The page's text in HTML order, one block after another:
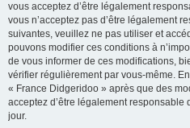
vous acceptez d’être légalement
vous n’acceptez pas d’être légalement
suivantes, veuillez ne pas utiliser et
pouvons modifier ces conditions à
de vous informer de ces modifications,
vérifier régulièrement par vous-même.
« France Didgeridoo » après que des
acceptez d’être légalement
jour.